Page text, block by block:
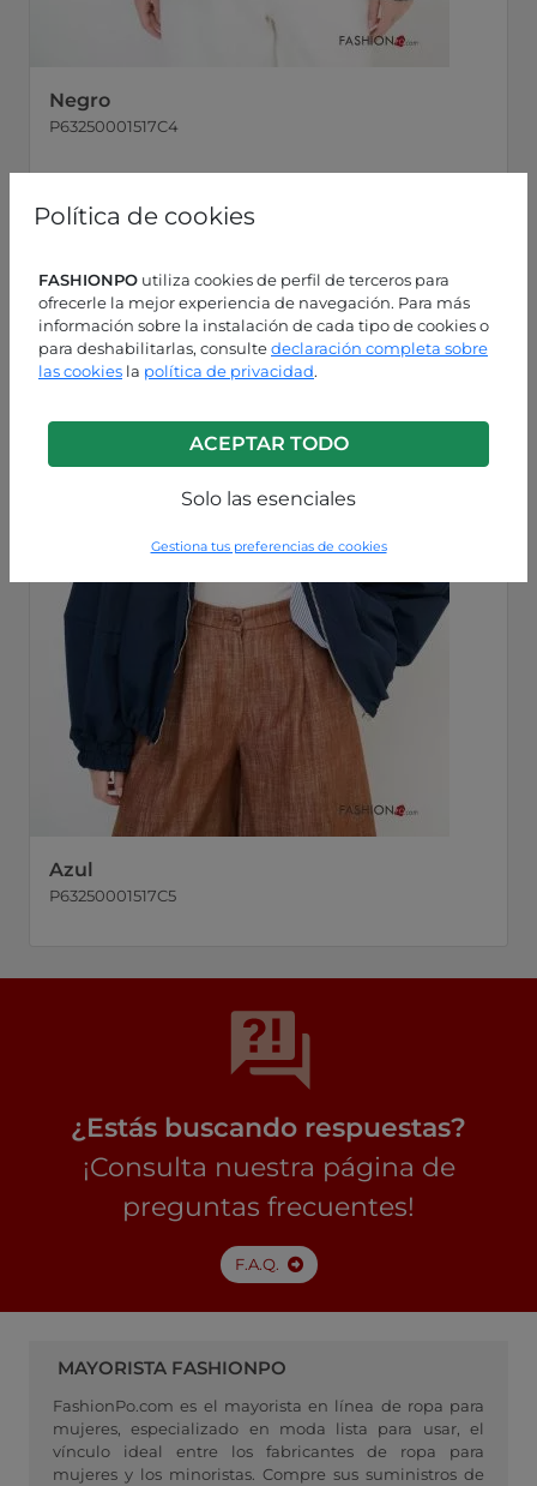
Política de cookies
FASHIONPO utiliza cookies de perfil de terceros para
ofrecerle la mejor experiencia de navegación. Para más
información sobre la instalación de cada tipo de cookies o
para deshabilitarlas, consultedeclaración completa sobre
las cookies la política de privacidad.
ACEPTAR TODO
Solo las esenciales
Gestiona tus preferencias de cookies
Negro
P63250001517C4
Azul
P63250001517C5
¿Estás buscando respuestas?
¡Consulta nuestra página de
preguntas frecuentes!
F.A.Q.
MAYORISTA FASHIONPO
FashionPo.com es el mayorista en línea de ropa para
mujeres, especializado en moda lista para usar, el
vínculo ideal entre los fabricantes de ropa para
mujeres y los minoristas. Compre sus suministros de